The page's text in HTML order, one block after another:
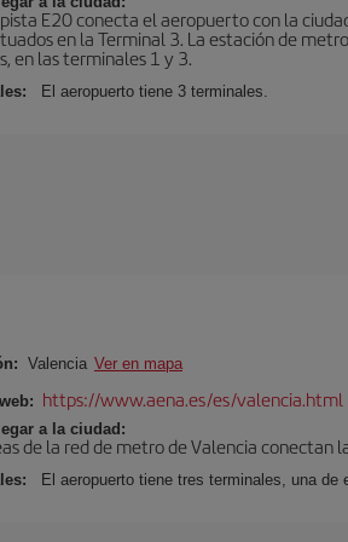
E20 conecta el aeropuerto con la
en la Terminal 3. La estación de
en las terminales 1 y 3.
El aeropuerto tiene 3 terminales.
Valencia Ver en mapa
https://www.aena.es/es/valencia.html
a la ciudad:
de la red de metro de Valencia
El aeropuerto tiene tres terminales, una de